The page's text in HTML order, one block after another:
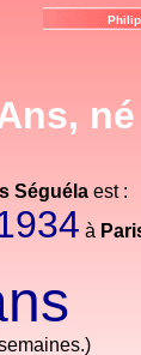
né
Séguéla est :
à